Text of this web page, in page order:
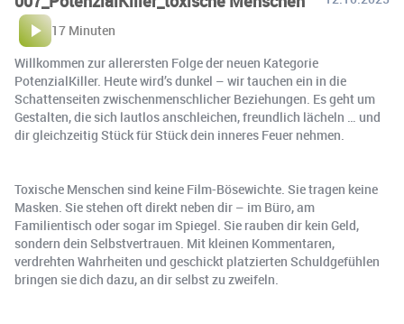
17 Minuten
Willkommen zur allerersten Folge der neuen Kategorie
PotenzialKiller. Heute wird’s dunkel – wir tauchen ein in die
Schattenseiten zwischenmenschlicher Beziehungen. Es geht um
Gestalten, die sich lautlos anschleichen, freundlich lächeln … und
dir gleichzeitig Stück für Stück dein inneres Feuer nehmen.
Toxische Menschen sind keine Film-Bösewichte. Sie tragen keine
Masken. Sie stehen oft direkt neben dir – im Büro, am
Familientisch oder sogar im Spiegel. Sie rauben dir kein Geld,
sondern dein Selbstvertrauen. Mit kleinen Kommentaren,
verdrehten Wahrheiten und geschickt platzierten Schuldgefühlen
bringen sie dich dazu, an dir selbst zu zweifeln.